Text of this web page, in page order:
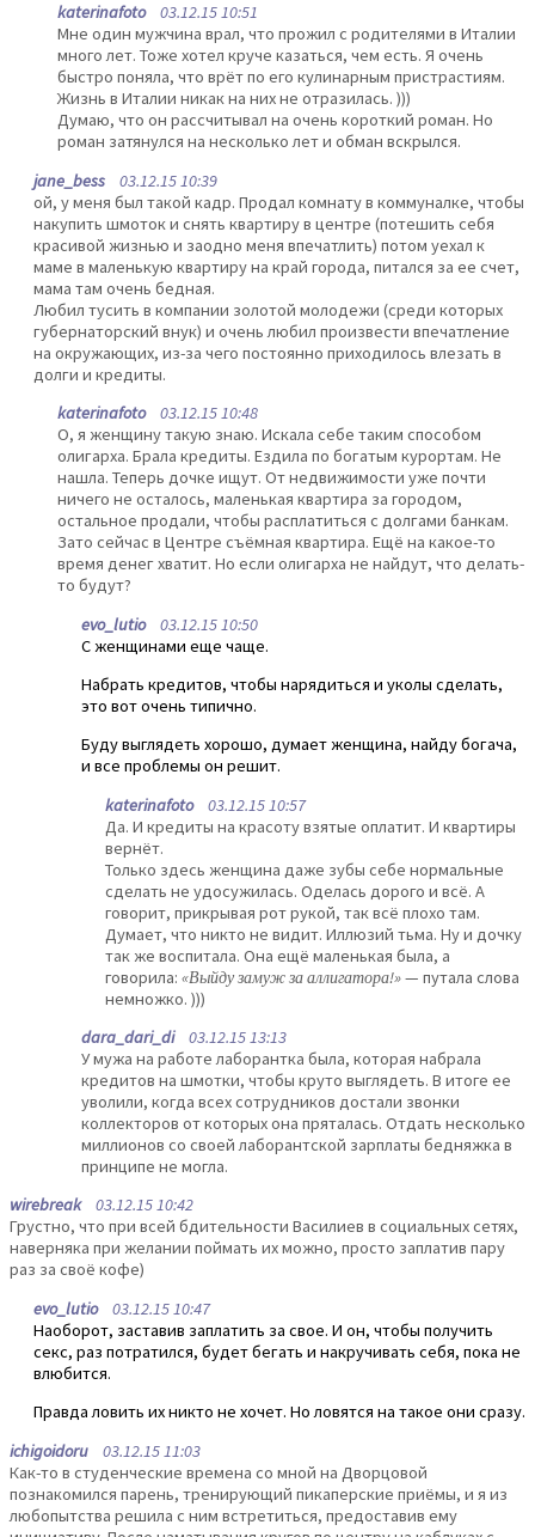
katerinafoto03.12.15 10:51
Мне один мужчина врал, что прожил с родителями в Италии
много лет. Тоже хотел круче казаться, чем есть. Я очень
быстро поняла, что врёт по его кулинарным пристрастиям.
Жизнь в Италии никак на них не отразилась. )))
Думаю, что он рассчитывал на очень короткий роман. Но
роман затянулся на несколько лет и обман вскрылся.
jane_bess 03.12.15 10:39
ой, у меня был такой кадр. Продал комнату в коммуналке, чтобы
накупить шмоток и снять квартиру в центре (потешить себя
красивой жизнью и заодно меня впечатлить) потом уехал к
маме в маленькую квартиру на край города, питался за ее счет,
мама там очень бедная.
Любил тусить в компании золотой молодежи (среди которых
губернаторский внук) и очень любил произвести впечатление
на окружающих, из-за чего постоянно приходилось влезать в
долги и кредиты.
katerinafoto03.12.15 10:48
О, я женщину такую знаю. Искала себе таким способом
олигарха. Брала кредиты. Ездила по богатым курортам. Не
нашла. Теперь дочке ищут. От недвижимости уже почти
ничего не осталось, маленькая квартира за городом,
остальное продали, чтобы расплатиться с долгами банкам.
Зато сейчас в Центре съёмная квартира. Ещё на какое-то
время денег хватит. Но если олигарха не найдут, что делать-
то будут?
evo_lutio03.12.15 10:50
С женщинами еще чаще.
Набрать кредитов, чтобы нарядиться и уколы сделать,
это вот очень типично.
Буду выглядеть хорошо, думает женщина, найду богача,
и все проблемы он решит.
katerinafoto03.12.15 10:57
Да. И кредиты на красоту взятые оплатит. И квартиры
вернёт.
Только здесь женщина даже зубы себе нормальные
сделать не удосужилась. Оделась дорого и всё. А
говорит, прикрывая рот рукой, так всё плохо там.
Думает, что никто не видит. Иллюзий тьма. Ну и дочку
так же воспитала. Она ещё маленькая была, а
говорила: «Выйду замуж за аллигатора!»— путала слова
немножко. )))
dara_dari_di03.12.15 13:13
У мужа на работе лаборантка была, которая набрала
кредитов на шмотки, чтобы круто выглядеть. В итоге ее
уволили, когда всех сотрудников достали звонки
коллекторов от которых она пряталась. Отдать несколько
миллионов со своей лаборантской зарплаты бедняжка в
принципе не могла.
wirebreak03.12.15 10:42
Грустно, что при всей бдительности Василиев в социальных сетях,
наверняка при желании поймать их можно, просто заплатив пару
раз за своё кофе)
evo_lutio03.12.15 10:47
Наоборот, заставив заплатить за свое. И он, чтобы получить
секс, раз потратился, будет бегать и накручивать себя, пока не
влюбится.
Правда ловить их никто не хочет. Но ловятся на такое они сразу.
ichigoidoru 03.12.15 11:03
Как-то в студенческие времена со мной на Дворцовой
познакомился парень, тренирующий пикаперские приёмы, и я из
любопытства решила с ним встретиться, предоставив ему